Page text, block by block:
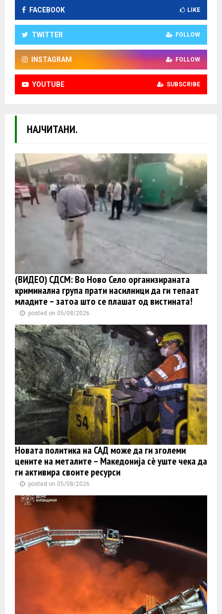
FACEBOOK LIKE
TWITTER FOLLOW
INSTAGRAM FOLLOW
YOUTUBE SUBSCRIBE
НАЈЧИТАНИ.
(ВИДЕО) СДСМ: Во Ново Село организираната
криминална група прати насилници да ги тепаат
младите – затоа што се плашат од вистината!
posted on 05/08/2026
Новата политика на САД може да ги зголеми
цените на металите – Македонија сè уште чека да
ги активира своите ресурси
posted on 05/08/2026